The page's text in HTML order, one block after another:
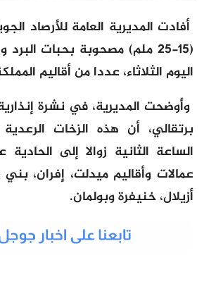
أفادت المديرية العامة للأرصاد
(15-25 ملم) مصحوبة بحبات
اليوم الثلاثاء، عددا من أقاليم
وأوضحت المديرية، في نشرة
برتقالي، أن هذه الزخات
الساعة الثانية زوالا إلى
عمالات وأقاليم ميدلت، إفران، بني
أزيلال، خنيفرة وبولمان.